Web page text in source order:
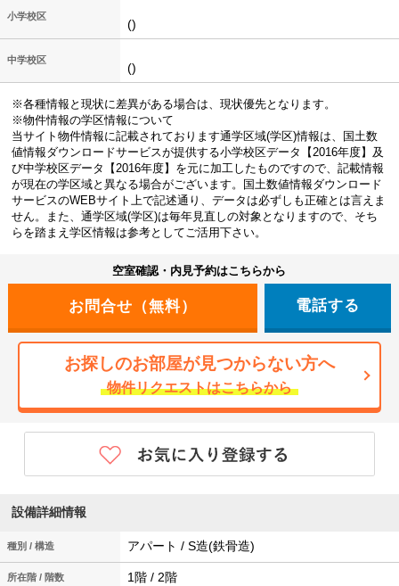
小学校区
()
中学校区
()
※各種情報と現状に差異がある場合は、現状優先となります。
※物件情報の学区情報について
当サイト物件情報に記載されております通学区域(学区)情報は、国土数
値情報ダウンロードサービスが提供する小学校区データ【2016年度】及
び中学校区データ【2016年度】を元に加工したものですので、記載情報
が現在の学区域と異なる場合がございます。国土数値情報ダウンロード
サービスのWEBサイト上で記述通り、データは必ずしも正確とは言えま
せん。また、通学区域(学区)は毎年見直しの対象となりますので、そち
らを踏まえ学区情報は参考としてご活用下さい。
空室確認・内見予約はこちらから
電話する
お探しのお部屋が見つからない方へ
物件リクエストはこちらから
設備詳細情報
種別 / 構造 アパート / S造(鉄骨造)
所在階 / 階数 1階 / 2階